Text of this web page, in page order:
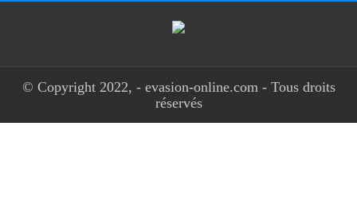
© Copyright 2022, - evasion-online.com - Tous droits
réservés